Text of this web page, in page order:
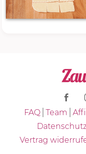
FAQ Team
Vertrag